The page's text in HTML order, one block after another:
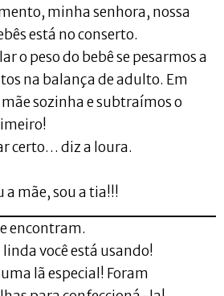
minha senhora, nossa
está no conserto.
o peso do bebê se pesarmos a
na balança de adulto. Em
sozinha e subtraímos o
certo… diz a loura.
a mãe, sou a tia!!!
encontram.
você está usando!
lã especial! Foram